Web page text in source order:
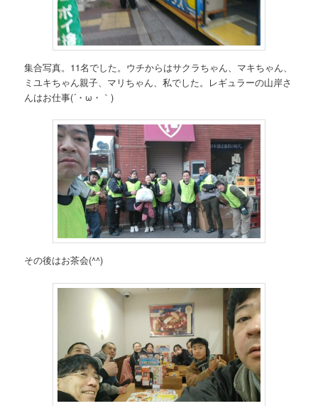
集合写真。11名でした。ウチからはサクラちゃん、マキちゃん、
ミユキちゃん親子、マリちゃん、私でした。レギュラーの山岸さ
んはお仕事(´・ω・｀)
その後はお茶会(^^)